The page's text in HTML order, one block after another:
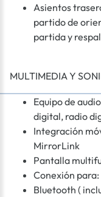
Asientos
partido de
partida y
MULTIMEDIA Y
Equipo de
digital, radio
Integración
MirrorLink
Pantalla
Conexión
Bluetooth (